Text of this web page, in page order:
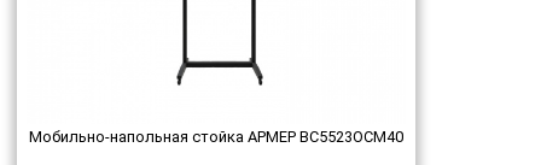
Мобильно-напольная стойка АРМЕР ВС5523ОСМ40